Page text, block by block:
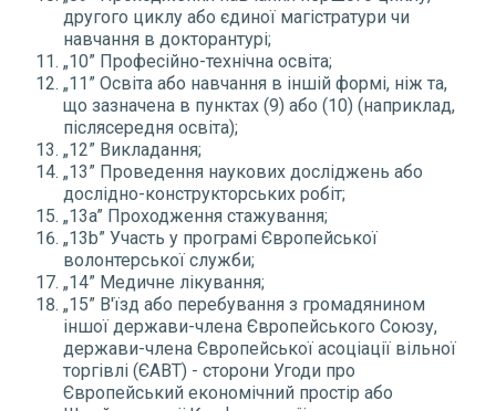
другого циклу або єдиної магістратури чи
навчання в докторантурі;
„10” Професійно-технічна освіта;
„11” Освіта або навчання в іншій формі, ніж та,
що зазначена в пунктах (9) або (10) (наприклад,
післясередня освіта);
„12” Викладання;
„13” Проведення наукових досліджень або
дослідно-конструкторських робіт;
„13a” Проходження стажування;
„13b” Участь у програмі Європейської
волонтерської служби;
„14” Медичне лікування;
„15” В'їзд або перебування з громадянином
іншої держави-члена Європейського Союзу,
держави-члена Європейської асоціації вільної
торгівлі (ЄАВТ) - сторони Угоди про
Європейський економічний простір або